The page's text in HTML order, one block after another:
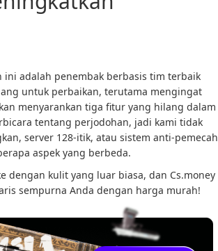
ini adalah penembak berbasis tim terbaik
untuk perbaikan, terutama mengingat
menyarankan tiga fitur yang hilang dalam
tentang perjodohan, jadi kami tidak
server 128-itik, atau sistem anti-pemecah
aspek yang berbeda.
dengan kulit yang luar biasa, dan Cs.money
sempurna Anda dengan harga murah!